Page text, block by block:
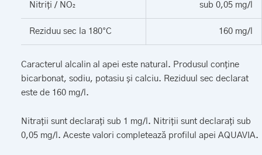
Nitriți / NO₂ sub 0,05 mg/l
Reziduu sec la 180°C 160 mg/l
Caracterul alcalin al apei este natural. Produsul conține
bicarbonat, sodiu, potasiu și calciu. Reziduul sec declarat
este de 160 mg/l.
Nitrații sunt declarați sub 1 mg/l. Nitriții sunt declarați sub
0,05 mg/l. Aceste valori completează profilul apei AQUAVIA.